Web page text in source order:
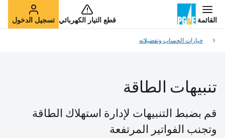
القائمة قطع التيار الكهربائي تسجيل الدخول
خيارات الحساب وتفضيلاته
تنبيهات الطاقة
قم بضبط التنبيهات لإدارة استهلاك الطاقة
وتجنب الفواتير المرتفعة